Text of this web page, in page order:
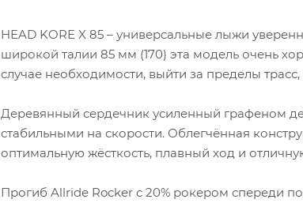
HEAD KORE X 85 – универсальные лыжи
широкой талии 85 мм (170) эта модель очень
случае необходимости, выйти за пределы
Деревянный сердечник усиленный графеном
стабильными на скорости. Облегчённая
оптимальную жёсткость, плавный ход и
Прогиб Allride Rocker с 20% рокером спереди